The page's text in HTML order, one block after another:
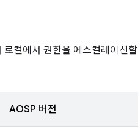
컬에서 권한을 에스컬레이션할
AOSP 버전